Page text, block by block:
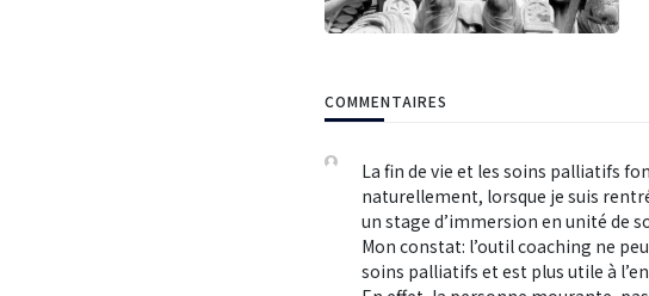
COMMENTAIRES
La fin de vie et les soins palliatifs
naturellement, lorsque je suis
un stage d’immersion en unité de
Mon constat: l’outil coaching ne
soins palliatifs et est plus utile à